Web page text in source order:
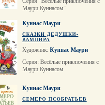
Маури Куннасом"
Куннас Маури
СКАЗКИ ДЕДУШКИ-
ВАМПИРА
Художник: Куннас Маури
Серия: Весёлые приключения с
Маури Куннасом
Куннас Маури
СЕМЕРО ПСОБРАТЬЕВ